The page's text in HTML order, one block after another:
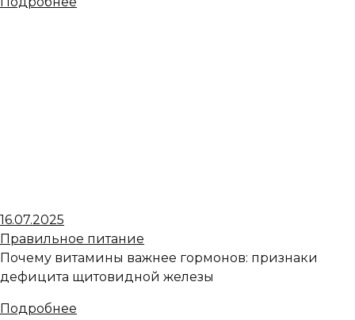
16.07.2025
Правильное питание
Почему витамины важнее гормонов: признаки
дефицита щитовидной железы
Подробнее